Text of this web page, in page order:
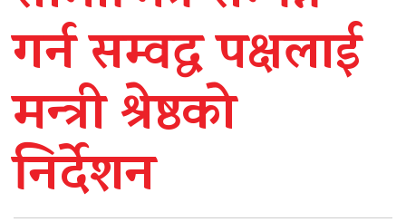
गर्न सम्वद्ध पक्षलाई
मन्त्री श्रेष्ठको
निर्देशन